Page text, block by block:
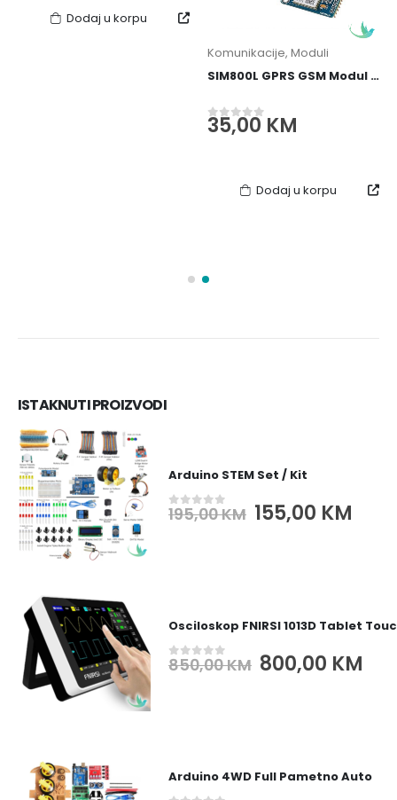
40,00 KM.35,00 KM.
Dodaj u korpu
Komunikacije, Moduli
SIM800L GPRS GSM Modul za Arduino
0out of 5
35,00 KM
Dodaj u korpu
ISTAKNUTI PROIZVODI
Arduino STEM Set / Kit
0out of 5
195,00KM Original
price
155,00 KM
Osciloskop FNIRSI 1013D Tablet
0out of 5
850,00KM Original
price
800,00 KM
Arduino 4WD Full Pametno Auto